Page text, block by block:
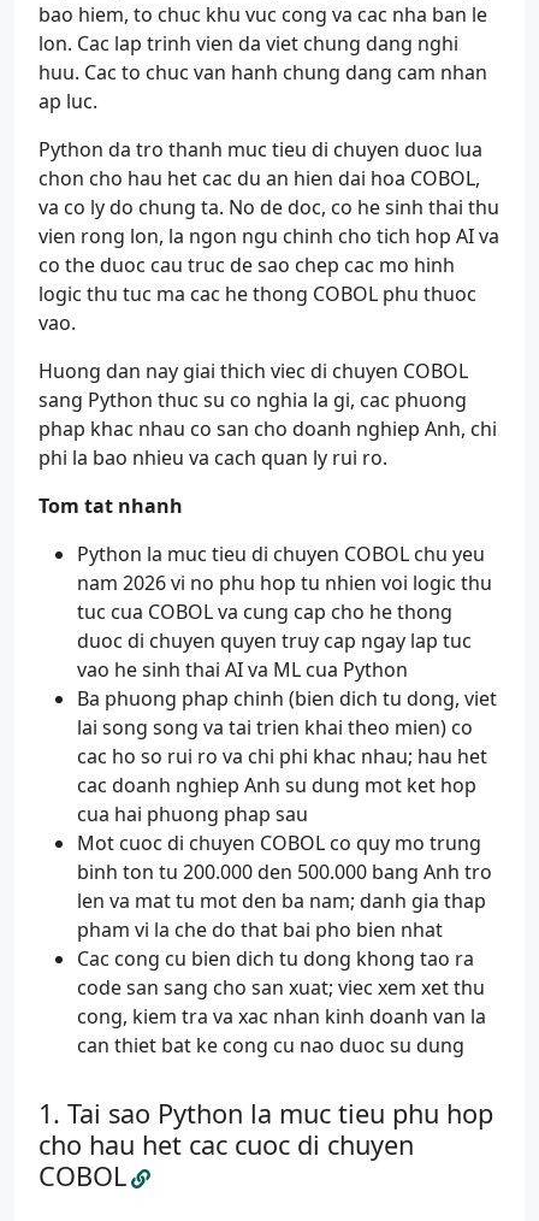
bao hiem, to chuc khu vuc cong va cac nha ban le
lon. Cac lap trinh vien da viet chung dang nghi
huu. Cac to chuc van hanh chung dang cam nhan
ap luc.
Python da tro thanh muc tieu di chuyen duoc lua
chon cho hau het cac du an hien dai hoa COBOL,
va co ly do chung ta. No de doc, co he sinh thai thu
vien rong lon, la ngon ngu chinh cho tich hop AI va
co the duoc cau truc de sao chep cac mo hinh
logic thu tuc ma cac he thong COBOL phu thuoc
vao.
Huong dan nay giai thich viec di chuyen COBOL
sang Python thuc su co nghia la gi, cac phuong
phap khac nhau co san cho doanh nghiep Anh, chi
phi la bao nhieu va cach quan ly rui ro.
Tom tat nhanh
Python la muc tieu di chuyen COBOL chu yeu
nam 2026 vi no phu hop tu nhien voi logic thu
tuc cua COBOL va cung cap cho he thong
duoc di chuyen quyen truy cap ngay lap tuc
vao he sinh thai AI va ML cua Python
Ba phuong phap chinh (bien dich tu dong, viet
lai song song va tai trien khai theo mien) co
cac ho so rui ro va chi phi khac nhau; hau het
cac doanh nghiep Anh su dung mot ket hop
cua hai phuong phap sau
Mot cuoc di chuyen COBOL co quy mo trung
binh ton tu 200.000 den 500.000 bang Anh tro
len va mat tu mot den ba nam; danh gia thap
pham vi la che do that bai pho bien nhat
Cac cong cu bien dich tu dong khong tao ra
code san sang cho san xuat; viec xem xet thu
cong, kiem tra va xac nhan kinh doanh van la
can thiet bat ke cong cu nao duoc su dung
Tai sao Python la muc tieu phu hop
cho hau het cac cuoc di chuyen
COBOL